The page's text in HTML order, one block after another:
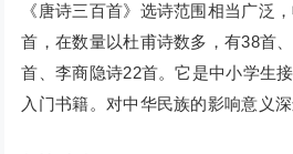
《唐诗三百首》选诗范围相当广泛
首，在数量以杜甫诗数多，有38首
首、李商隐诗22首。它是中小学生
入门书籍。对中华民族的影响意义深